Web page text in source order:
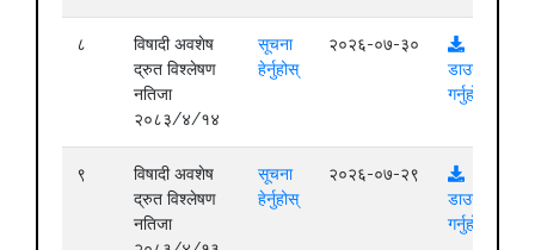
८
विषादी अवशेष
द्रुत विश्लेषण
नतिजा
२०८३/४/१४
सूचना
हेर्नुहोस्
२०२६-०७-३०
डाउनलोड
गर्नुहोस्
९
विषादी अवशेष
द्रुत विश्लेषण
नतिजा
सूचना
हेर्नुहोस्
२०२६-०७-२९
डाउनलोड
गर्नुहोस्